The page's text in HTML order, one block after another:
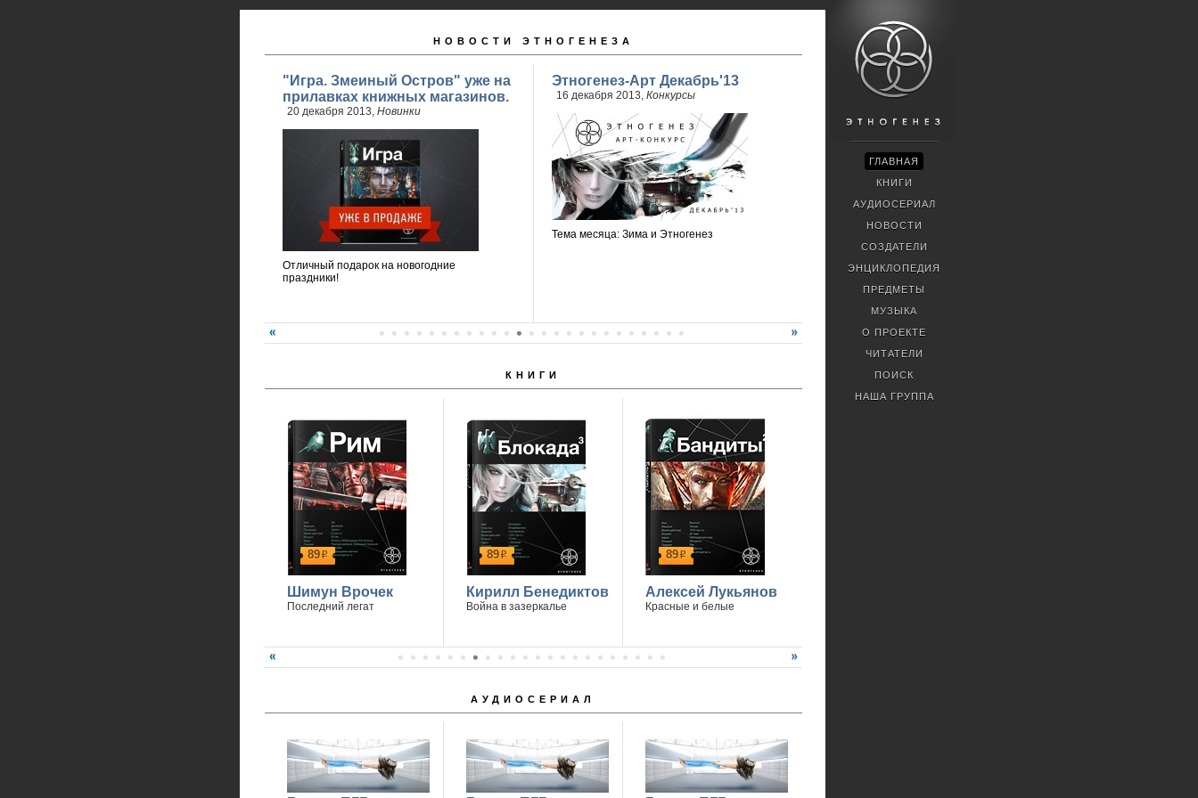
НОВОСТИ ЭТНОГЕНЕЗА
"Игра. Змеиный Остров" уже на
прилавках книжных магазинов.
20 декабря 2013, Новинки
Отличный подарок на новогодние
праздники!
Этногенез-Арт Декабрь'13
16 декабря 2013, Конкурсы
Тема месяца: Зима и Этногенез
КНИГИ
89р
Шимун Врочек
Последний легат
89р
Кирилл Бенедиктов
Война в зазеркалье
89р
Алексей Лукьянов
Красные и белые
АУДИОСЕРИАЛ
ГЛАВНАЯ
КНИГИ
АУДИОСЕРИАЛ
НОВОСТИ
СОЗДАТЕЛИ
ЭНЦИКЛОПЕДИЯ
ПРЕДМЕТЫ
МУЗЫКА
О ПРОЕКТЕ
ЧИТАТЕЛИ
ПОИСК
НАША ГРУППА